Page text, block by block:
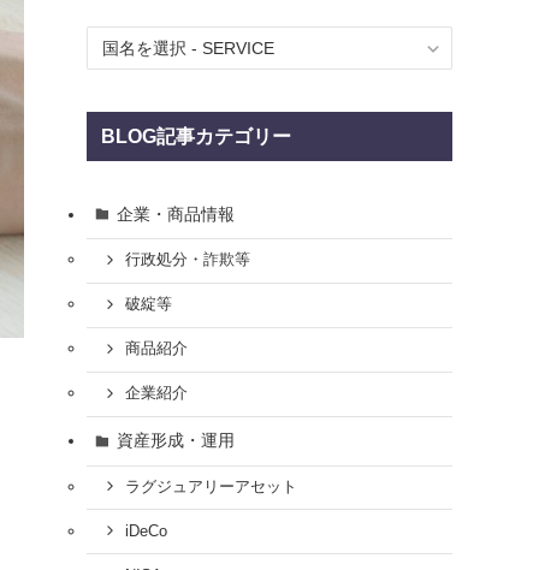
BLOG記事カテゴリー
企業・商品情報
行政処分・詐欺等
破綻等
商品紹介
企業紹介
資産形成・運用
ラグジュアリーアセット
iDeCo